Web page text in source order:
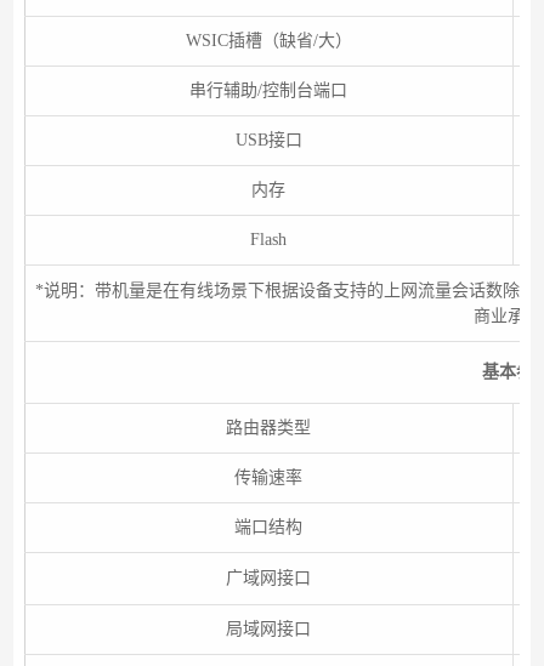
WSIC插槽（缺省/大）
串行辅助/控制台端口
USB接口
内存
Flash
*说明：带机量是在有线场景下根据设备支持的上网流量会话数除
商业承
基本参
路由器类型
传输速率
端口结构
广域网接口
局域网接口